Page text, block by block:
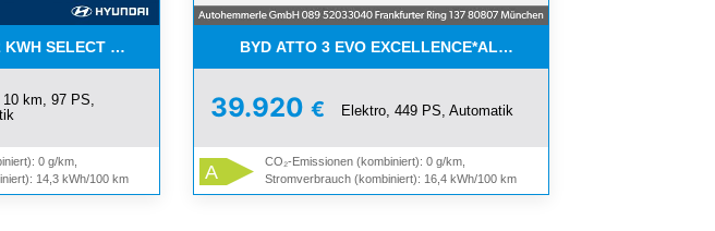
SELECT *NAVI*BLUELINK*
km, 97 PS,
0 g/km,
14,3 kWh/100 km
BYD ATTO 3 EVO EXCELLENCE*ALLE FARBEN*BIS
39.920€ Elektro, 449 PS, Automatik
A
CO₂-Emissionen (kombiniert): 0 g/km,
Stromverbrauch (kombiniert): 16,4 kWh/100 km